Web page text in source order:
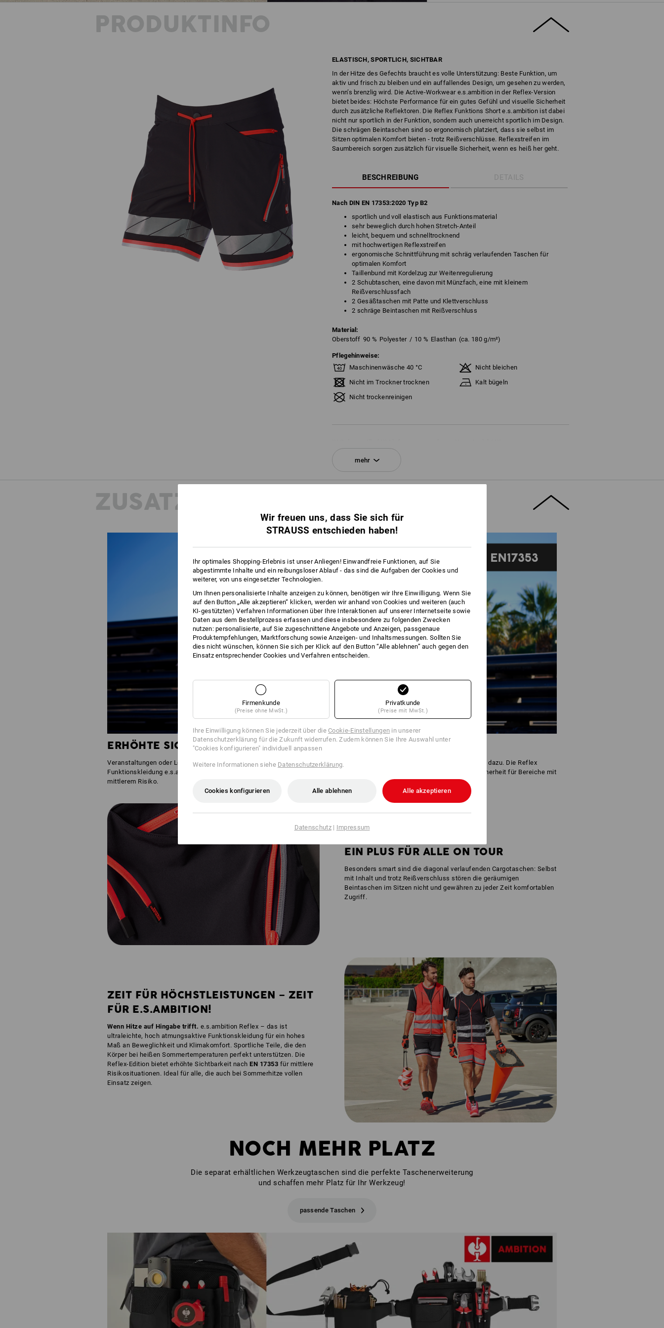
PRODUKTINFO
ELASTISCH, SPORTLICH, SICHTBAR
In der Hitze des Gefechts braucht es volle Unterstützung: Beste Funktion, um
aktiv und frisch zu bleiben und ein auffallendes Design, um gesehen zu werden,
wenn’s brenzlig wird. Die Active-Workwear e.s.ambition in der Reflex-Version
bietet beides: Höchste Performance für ein gutes Gefühl und visuelle Sicherheit
durch zusätzliche Reflektoren. Die Reflex Funktions Short e.s.ambition ist dabei
nicht nur sportlich in der Funktion, sondern auch unerreicht sportlich im Design.
Die schrägen Beintaschen sind so ergonomisch platziert, dass sie selbst im
Sitzen optimalen Komfort bieten - trotz Reißverschlüsse. Reflexstreifen im
Saumbereich sorgen zusätzlich für visuelle Sicherheit, wenn es heiß her geht.
BESCHREIBUNG DETAILS
Nach DIN EN 17353:2020 Typ B2
sportlich und voll elastisch aus Funktionsmaterial
sehr beweglich durch hohen Stretch-Anteil
leicht, bequem und schnelltrocknend
mit hochwertigen Reflexstreifen
ergonomische Schnittführung mit schräg verlaufenden Taschen für
optimalen Komfort
Taillenbund mit Kordelzug zur Weitenregulierung
2 Schubtaschen, eine davon mit Münzfach, eine mit kleinem
Reißverschlussfach
2 Gesäßtaschen mit Patte und Klettverschluss
2 schräge Beintaschen mit Reißverschluss
Material:
Oberstoff 90 % Polyester / 10 % Elasthan (ca. 180 g/m²)
Pflegehinweise:
Maschinenwäsche 40 °C
Nicht bleichen
Nicht im Trockner trocknen
Kalt bügeln
Nicht trockenreinigen
Klicken Sie auf den Button "Datenblatt" für weitere Informationen.
Personalisierung:
mehr
ZUSATZINFOS
ERHÖHTE SICHTBARKEIT FÜR BEREICHE MIT MITTLEREM RISIKO
Veranstaltungen oder Logistik, Parkplatz oder Tribüne – überall, wo es hoch her geht, gehört Auffallen zum Job-Outfit einfach dazu. Die Reflex
Funktionskleidung e.s.ambition mit ihren zusätzlichen Reflektoren ist nach
zertifiziert und bietet so erhöhte Sicherheit für Bereiche mit
mittlerem Risiko.
EIN PLUS FÜR ALLE ON TOUR
Besonders smart sind die diagonal verlaufenden Cargotaschen: Selbst
mit Inhalt und trotz Reißverschluss stören die geräumigen
Beintaschen im Sitzen nicht und gewähren zu jeder Zeit komfortablen
Zugriff.
ZEIT FÜR HÖCHSTLEISTUNGEN – ZEIT
FÜR E.S.AMBITION!
Wenn Hitze auf Hingabe trifft. e.s.ambition Reflex – das ist
ultraleichte, hoch atmungsaktive Funktionskleidung für ein hohes
Maß an Beweglichkeit und Klimakomfort. Sportliche Teile, die den
Körper bei heißen Sommertemperaturen perfekt unterstützen. Die
Reflex-Edition bietet erhöhte Sichtbarkeit nach EN 17353 für mittlere
Risikosituationen. Ideal für alle, die auch bei Sommerhitze vollen
Einsatz zeigen.
NOCH MEHR PLATZ
Die separat erhältlichen Werkzeugtaschen sind die perfekte Taschenerweiterung
und schaffen mehr Platz für Ihr Werkzeug!
passende Taschen
Wir freuen uns, dass Sie sich für
STRAUSS entschieden haben!
Ihr optimales Shopping-Erlebnis ist unser Anliegen! Einwandfreie Funktionen, auf Sie
abgestimmte Inhalte und ein reibungsloser Ablauf - das sind die Aufgaben der Cookies und
weiterer, von uns eingesetzter Technologien.
Um Ihnen personalisierte Inhalte anzeigen zu können, benötigen wir Ihre Einwilligung. Wenn Sie
auf den Button „Alle akzeptieren“ klicken, werden wir anhand von Cookies und weiteren (auch
KI-gestützten) Verfahren Informationen über Ihre Interaktionen auf unserer Internetseite sowie
Daten aus dem Bestellprozess erfassen und diese insbesondere zu folgenden Zwecken
nutzen: personalisierte, auf Sie zugeschnittene Angebote und Anzeigen, passgenaue
Produktempfehlungen, Marktforschung sowie Anzeigen- und Inhaltsmessungen. Sollten Sie
dies nicht wünschen, können Sie sich per Klick auf den Button “Alle ablehnen” auch gegen den
Einsatz entsprechender Cookies und Verfahren entscheiden.
Firmenkunde
(Preise ohne MwSt.)
Privatkunde
(Preise mit MwSt.)
Ihre Einwilligung können Sie jederzeit über dieCookie-Einstellungen in unserer
Datenschutzerklärung für die Zukunft widerrufen. Zudem können Sie Ihre Auswahl unter
"Cookies konfigurieren" individuell anpassen
Weitere Informationen siehe Datenschutzerklärung.
Cookies konfigurieren Alle ablehnen Alle akzeptieren
Datenschutz| Impressum